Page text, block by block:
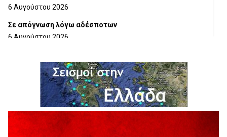
6 Αυγούστου 2026
Σε απόγνωση λόγω αδέσποτων
6 Αυγούστου 2026
6 Αυγούστου 2026
Ολοκληρώνεται η ασφαλτόστρωση της οδού Περιβόλι –
6 Αυγούστου 2026
H παραδοχή λαθών είναι (και) δύναμη
5 Αυγούστου 2026